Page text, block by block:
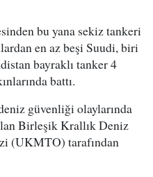
bu yana sekiz tankeri
en az beşi Suudi, biri
bayraklı tanker 4
battı.
güvenliği olaylarında
Birleşik Krallık Deniz
(UKMTO) tarafından